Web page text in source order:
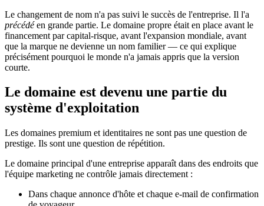
Le changement de nom n'a pas suivi le succès de l'entreprise. Il l'a
précédéen grande partie. Le domaine propre était en place avant le
financement par capital-risque, avant l'expansion mondiale, avant
que la marque ne devienne un nom familier — ce qui explique
précisément pourquoi le monde n'a jamais appris que la version
courte.
Le domaine est devenu une partie du
système d'exploitation
Les domaines premium et identitaires ne sont pas une question de
prestige. Ils sont une question de répétition.
Le domaine principal d'une entreprise apparaît dans des endroits que
l'équipe marketing ne contrôle jamais directement :
Dans chaque annonce d'hôte et chaque e-mail de confirmation